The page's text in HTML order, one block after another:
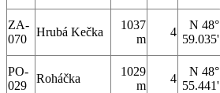
ZA-
070
Hrubá Kečka
1037
m
4
N 48°
59.035'
PO-
029
Roháčka
1029
m
4
N 48°
55.441'